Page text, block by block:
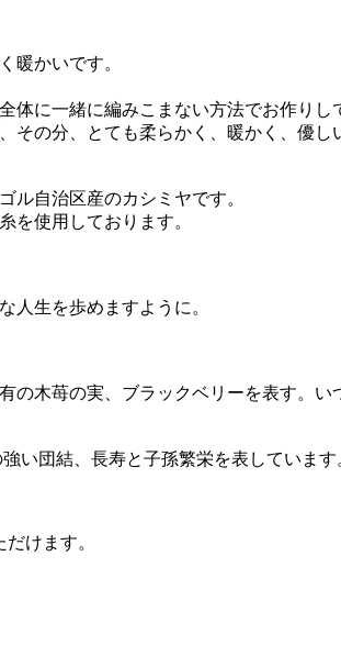
暖かいです。
に一緒に編みこまない方法でお作りし
の分、とても柔らかく、暖かく、優し
ル自治区産のカシミヤです。
を使用しております。
人生を歩めますように。
木苺の実、ブラックベリーを表す。い
団結、長寿と子孫繁栄を表しています
けます。